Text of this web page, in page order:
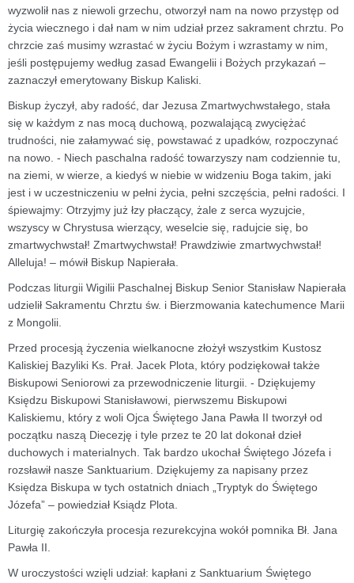
wyzwolił nas z niewoli grzechu, otworzył nam na nowo przystęp od
życia wiecznego i dał nam w nim udział przez sakrament chrztu. Po
chrzcie zaś musimy wzrastać w życiu Bożym i wzrastamy w nim,
jeśli postępujemy według zasad Ewangelii i Bożych przykazań –
zaznaczył emerytowany Biskup Kaliski.
Biskup życzył, aby radość, dar Jezusa Zmartwychwstałego, stała
się w każdym z nas mocą duchową, pozwalającą zwyciężać
trudności, nie załamywać się, powstawać z upadków, rozpoczynać
na nowo. - Niech paschalna radość towarzyszy nam codziennie tu,
na ziemi, w wierze, a kiedyś w niebie w widzeniu Boga takim, jaki
jest i w uczestniczeniu w pełni życia, pełni szczęścia, pełni radości. I
śpiewajmy: Otrzyjmy już łzy płaczący, żale z serca wyzujcie,
wszyscy w Chrystusa wierzący, weselcie się, radujcie się, bo
zmartwychwstał! Zmartwychwstał! Prawdziwie zmartwychwstał!
Alleluja! – mówił Biskup Napierała.
Podczas liturgii Wigilii Paschalnej Biskup Senior Stanisław Napierała
udzielił Sakramentu Chrztu św. i Bierzmowania katechumence Marii
z Mongolii.
Przed procesją życzenia wielkanocne złożył wszystkim Kustosz
Kaliskiej Bazyliki Ks. Prał. Jacek Plota, który podziękował także
Biskupowi Seniorowi za przewodniczenie liturgii. - Dziękujemy
Księdzu Biskupowi Stanisławowi, pierwszemu Biskupowi
Kaliskiemu, który z woli Ojca Świętego Jana Pawła II tworzył od
początku naszą Diecezję i tyle przez te 20 lat dokonał dzieł
duchowych i materialnych. Tak bardzo ukochał Świętego Józefa i
rozsławił nasze Sanktuarium. Dziękujemy za napisany przez
Księdza Biskupa w tych ostatnich dniach „Tryptyk do Świętego
Józefa” – powiedział Ksiądz Plota.
Liturgię zakończyła procesja rezurekcyjna wokół pomnika Bł. Jana
Pawła II.
W uroczystości wzięli udział: kapłani z Sanktuarium Świętego